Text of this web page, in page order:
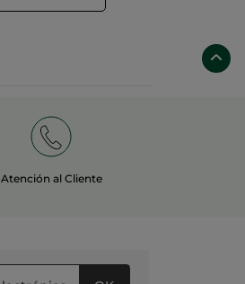
Atención al Cliente